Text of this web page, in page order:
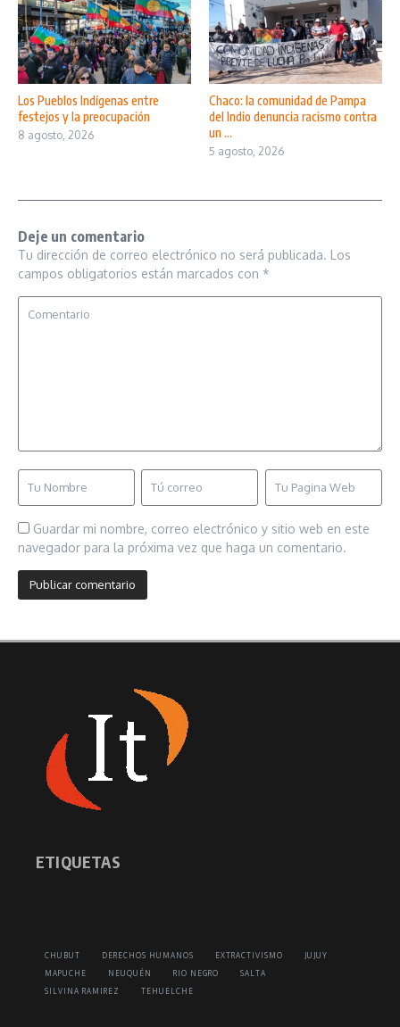
Los Pueblos Indígenas entre
festejos y la preocupación
8 agosto, 2026
Chaco: la comunidad de Pampa
del Indio denuncia racismo contra
un ...
5 agosto, 2026
Deje un comentario
Tu dirección de correo electrónico no será publicada. Los
campos obligatorios están marcados con *
Guardar mi nombre, correo electrónico y sitio web en este
navegador para la próxima vez que haga un comentario.
ETIQUETAS
CHUBUT DERECHOS HUMANOS EXTRACTIVISMO
JUJUY
MAPUCHE
NEUQUÉN RIO NEGRO
SALTA
SILVINA RAMIREZ
TEHUELCHE